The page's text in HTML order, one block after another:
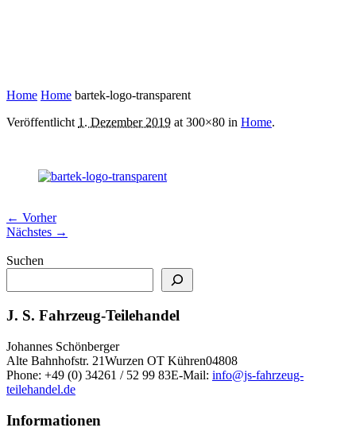
Home Home bartek-logo-transparent
Veröffentlicht 1. Dezember 2019 at 300×80 in Home.
← Vorher
Nächstes →
Suchen
J. S. Fahrzeug-Teilehandel
Johannes Schönberger
Alte Bahnhofstr. 21Wurzen OT Kühren04808
Phone: +49 (0) 34261 / 52 99 83E-Mail: info@js-fahrzeug-
teilehandel.de
Informationen